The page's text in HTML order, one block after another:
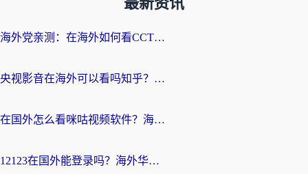
最新资讯
海外党亲测：在海外如何看CCTV？告别“仅限大陆播放”的实用指南
央视影音在海外可以看吗知乎？留学生亲测：3步解决地域限制+追剧自由
在国外怎么看咪咕视频软件？海外党亲测有效的回国加速方案
12123在国外能登录吗？海外华人必看的回国加速实用指南